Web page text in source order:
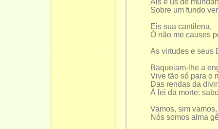
Ais e us de
Sobre um fundo
Eis sua cantilena,
Ó não me causes
As virtudes e seus
Baqueiam-lhe a
Vive tão só para o
Das rendas da
À lei da morte:
Vamos, sim
Nós somos alma